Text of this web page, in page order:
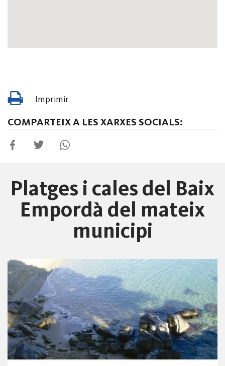
Imprimir
COMPARTEIX A LES XARXES SOCIALS:
Platges i cales del Baix
Empordà del mateix
municipi